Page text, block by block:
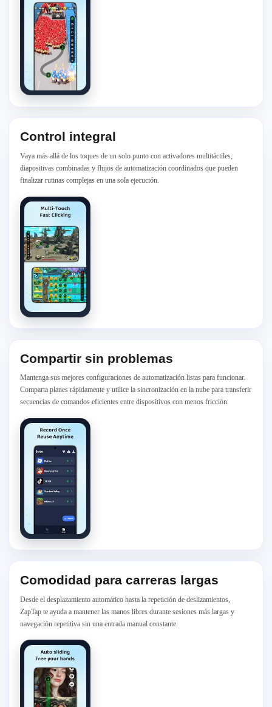
Control integral
Vaya más allá de los toques de un solo punto con activadores multitáctiles,
diapositivas combinadas y flujos de automatización coordinados que pueden
finalizar rutinas complejas en una sola ejecución.
Compartir sin problemas
Mantenga sus mejores configuraciones de automatización listas para funcionar.
Comparta planes rápidamente y utilice la sincronización en la nube para transferir
secuencias de comandos eficientes entre dispositivos con menos fricción.
Comodidad para carreras largas
Desde el desplazamiento automático hasta la repetición de deslizamientos,
ZapTap te ayuda a mantener las manos libres durante sesiones más largas y
navegación repetitiva sin una entrada manual constante.